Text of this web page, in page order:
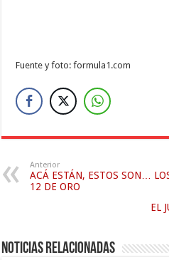
Fuente y foto: formula1.com
Anterior
ACÁ ESTÁN, ESTOS SON…
12 DE ORO
EL
Noticias relacionadas